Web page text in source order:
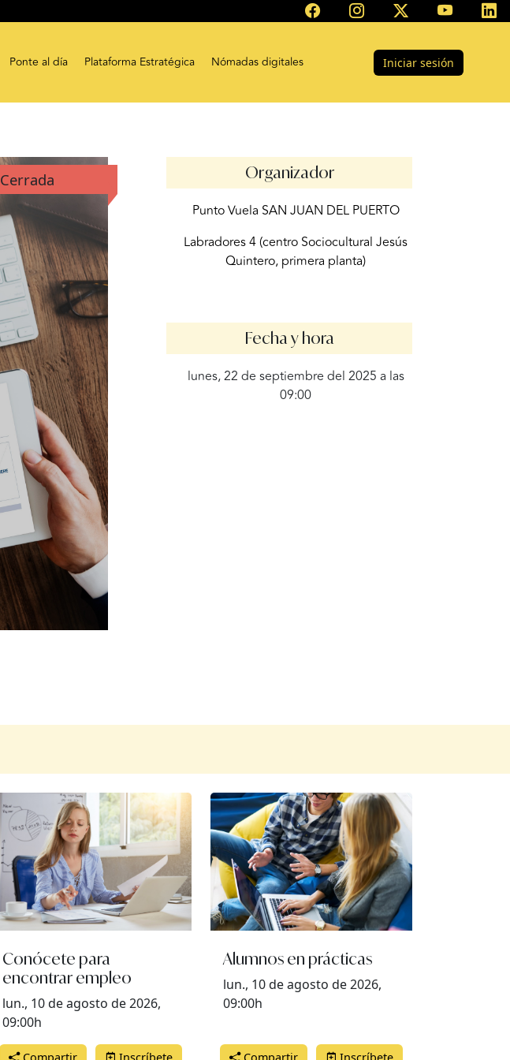
Ponte al día Plataforma Estratégica Nómadas digitales Iniciar sesión
Cerrada Organizador
Punto Vuela SAN JUAN DEL PUERTO
Labradores 4 (centro Sociocultural Jesús
Quintero, primera planta)
Fecha y hora
lunes, 22 de septiembre del 2025 a las
09:00
Conócete para
encontrar empleo
lun., 10 de agosto de 2026,
09:00h
Alumnos en prácticas
lun., 10 de agosto de 2026,
09:00h